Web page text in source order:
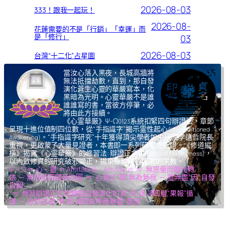
333！跟我一起玩！ 2026-08-03
花蓮需要的不是「行銷」「幸運」而
是「修行」
2026-08-
03
台灣“十二化”占星圖 2026-08-03
當汝心落入黑夜，長城高牆將
無法抵擋劫數，直到，那自發
演化蒼生心靈的華嚴寫本，化
黑暗為光明。心靈華嚴不是誰
誰誰寫的書，當彼方停筆，必
將由此方接續。
《心霊華厳》Ψ-Ω0123系統扣緊四句辦證法，章節
呈現十進位值制四位數，從“手指識字”揭示霊性起心(Unconditioned
Awakening) 。“手指識字研究”十年獲得頂尖學者如中研院李遠哲院長
重視，更啟蒙了大量見證者，本書即一系列研究之所證。《修道縱
橫》揭露《心霊華厳》的修習法: 辯證正念(Dialectical Mindfulness)，
以內斂修真的研究破邪顯正，揚棄導致核心腐敗的宗教。
Ψ – Ω ＝ 心 – 靈 ＝ Amitābhā – Amitāyus ＝ 無思量而臨光轉
依 ─ 無限量而觀音收圓 ＝ 心覺於“果”,無為無我 ─ 靈無盡“因”,自發
自圓
＝ 修習辯證正念而體驗自發演化的氣,光,我,凈四層“果報”循
環 ─ 自然如復,坤,乾,逅四象呼應無盡“善因”